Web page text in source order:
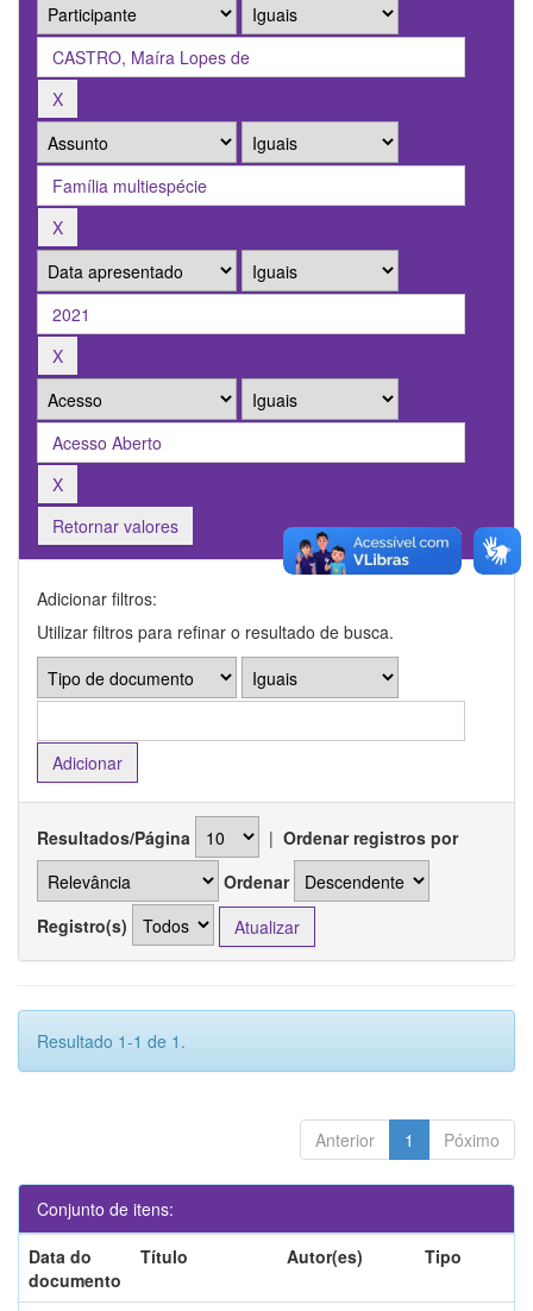
Retornar valores
Adicionar filtros:
Utilizar filtros para refinar o resultado de busca.
Resultados/Página | Ordenar registros por
Ordenar
Registro(s)
Resultado 1-1 de 1.
Anterior 1 Póximo
Conjunto de itens:
Data do
documento
Título Autor(es) Tipo